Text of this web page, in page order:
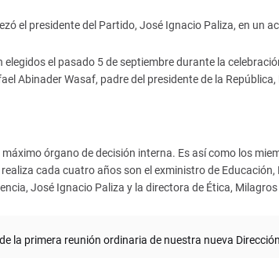
el presidente del Partido, José Ignacio Paliza, en un
el pasado 5 de septiembre durante la
Abinader Wasaf, padre del presidente de la República,
máximo órgano de decisión interna. Es así como los
cada cuatro años son el exministro de
José Ignacio Paliza y la directora de Ética,
la primera reunión ordinaria de nuestra nueva